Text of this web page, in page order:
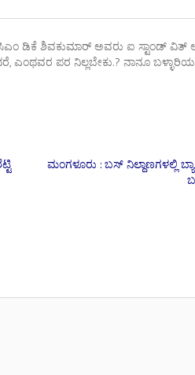
ಡಿಕೆ ಶಿವಕುಮಾರ್ ಅವರು ಐ ಸ್ಟಾಂಡ್
ಪರ ನಿಲ್ಲಬೇಕು.? ನಾನೂ
ಮಂಗಳೂರು : ಬಸ್ ನಿಲ್ದಾಣಗಳಲ್ಲಿ